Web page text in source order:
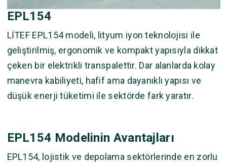
EPL154
LİTEF EPL154 modeli, lityum iyon teknolojisi ile
geliştirilmiş, ergonomik ve kompakt yapısıyla dikkat
çeken bir elektrikli transpalettir. Dar alanlarda kolay
manevra kabiliyeti, hafif ama dayanıklı yapısı ve
düşük enerji tüketimi ile sektörde fark yaratır.
EPL154 Modelinin Avantajları
EPL154, lojistik ve depolama sektörlerinde en zorlu